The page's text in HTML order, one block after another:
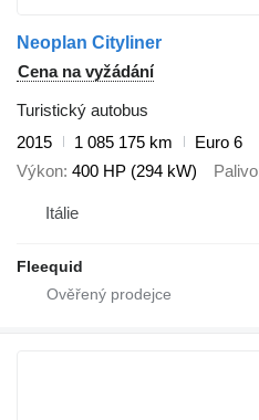
Neoplan Cityliner
Cena na vyžádání
Turistický autobus
2015
1 085 175 km
Euro 6
Výkon 400 HP (294 kW) Palivo
Itálie
Fleequid